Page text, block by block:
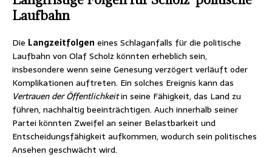
Laufbahn
Die Langzeitfolgen eines Schlaganfalls für die politische
Laufbahn von Olaf Scholz könnten erheblich sein,
insbesondere wenn seine Genesung verzögert verläuft oder
Komplikationen auftreten. Ein solches Ereignis kann das
Vertrauen der Öffentlichkeitin seine Fähigkeit, das Land zu
führen, nachhaltig beeinträchtigen. Auch innerhalb seiner
Partei könnten Zweifel an seiner Belastbarkeit und
Entscheidungsfähigkeit aufkommen, wodurch sein politisches
Ansehen geschwächt wird.